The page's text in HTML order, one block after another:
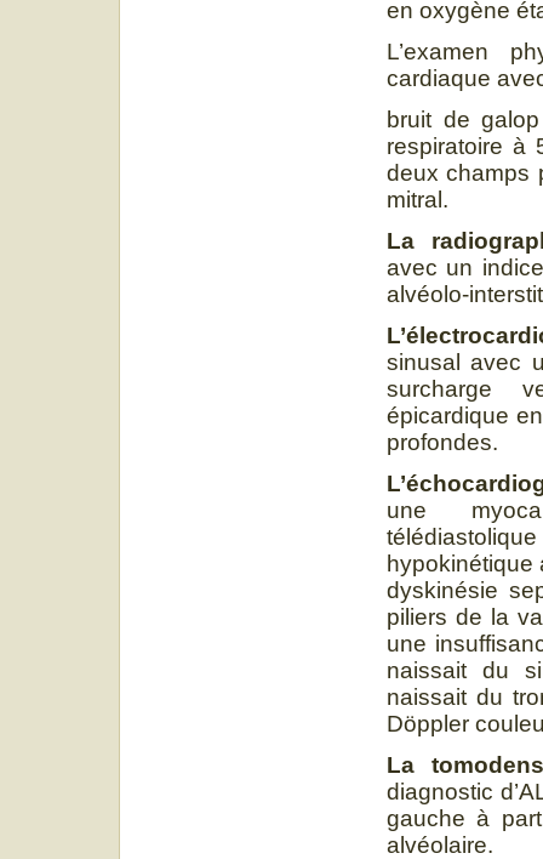
en oxygène
L’examen
cardiaque
bruit de
respiratoire à
deux champs
mitral.
La
avec un
alvéolo-
sinusal avec
surcharge
épicardique
profondes.
une
hypokinétique
dyskinésie
piliers de la
une
naissait du
naissait du
Döppler
La
diagnostic
gauche à
alvéolaire.